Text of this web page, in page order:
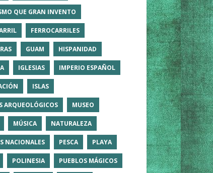
QUE GRAN INVENTO
FERROCARRILES
GUAM HISPANIDAD
IGLESIAS IMPERIO ESPAÑOL
ISLAS
ARQUEOLÓGICOS MUSEO
MÚSICA NATURALEZA
NACIONALES PESCA PLAYA
POLINESIA PUEBLOS MÁGICOS